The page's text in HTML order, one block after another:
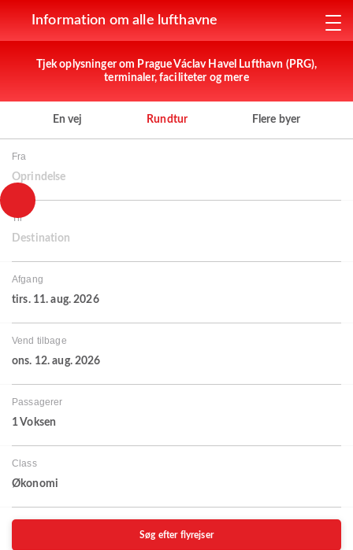
Information om alle lufthavne
Tjek oplysninger om Prague Václav Havel Lufthavn (PRG),
terminaler, faciliteter og mere
En vej Rundtur Flere byer
Fra
Oprindelse
Til
Destination
Afgang
tirs. 11. aug. 2026
Vend tilbage
ons. 12. aug. 2026
Passagerer
1 Voksen
Class
Økonomi
Søg efter flyrejser